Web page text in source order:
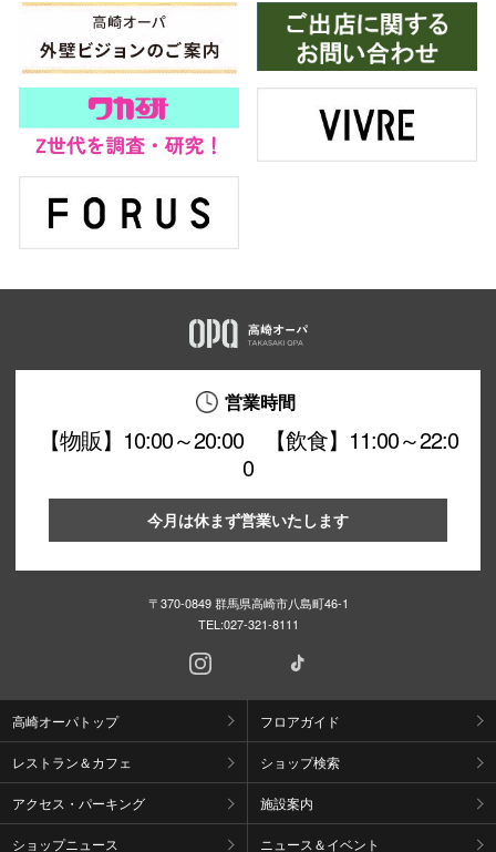
営業時間
【物販】10:00～20:00 【飲食】11:00～22:0
0
今月は休まず営業いたします
〒370-0849 群馬県高崎市八島町46-1
TEL:027-321-8111
高崎オーパトップ フロアガイド
レストラン＆カフェ ショップ検索
アクセス・パーキング 施設案内
ショップニュース ニュース＆イベント